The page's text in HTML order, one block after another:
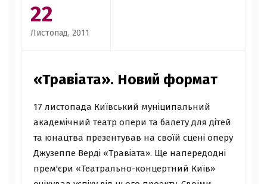
22
Листопад, 2011
«Травіата». Новий формат
17 листопада Київський муніципальний
академічний театр опери та балету для дітей
та юнацтва презентував на своїй сцені оперу
Джузеппе Верді «Травіата». Ще напередодні
прем'єри «Театрально-концертний Київ»